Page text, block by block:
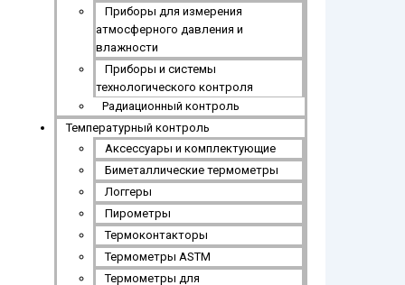
Приборы для измерения
атмосферного давления и
влажности
Приборы и системы
технологического контроля
Радиационный контроль
Температурный контроль
Аксессуары и комплектующие
Биметаллические термометры
Логгеры
Пирометры
Термоконтакторы
Термометры ASTM
Термометры для